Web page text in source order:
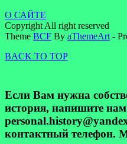
О САЙТЕ
Copyright All right reserved
Theme BCF By aThemeArt -
BACK TO TOP
Если Вам нужна
история, напишите
контактный телефон.